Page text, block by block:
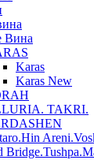
Вина
Karas
Karas New
TAKRI.